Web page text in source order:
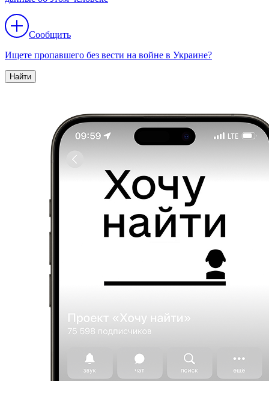
Сообщить
Ищете пропавшего без вести на войне в Украине?
Найти